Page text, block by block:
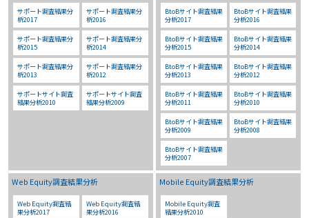
サポート調査結果分
析2017
サポート調査結果分
析2016
サポート調査結果分
析2015
サポート調査結果分
析2014
サポート調査結果分
析2013
サポート調査結果分
析2012
サポートサイト調査
結果分析2010
サポートサイト調査
結果分析2009
BtoBサイト調査結果
分析2017
BtoBサイト調査結果
分析2016
BtoBサイト調査結果
分析2015
BtoBサイト調査結果
分析2014
BtoBサイト調査結果
分析2013
BtoBサイト調査結果
分析2012
BtoBサイト調査結果
分析2011
BtoBサイト調査結果
分析2010
BtoBサイト調査結果
分析2009
BtoBサイト調査結果
分析2008
BtoBサイト調査結果
分析2007
Web Equity調査結果分析
Web Equity調査結
果分析2017
Web Equity調査結
果分析2016
Mobile Equity調査結果分析
Mobile Equity調査
結果分析2010